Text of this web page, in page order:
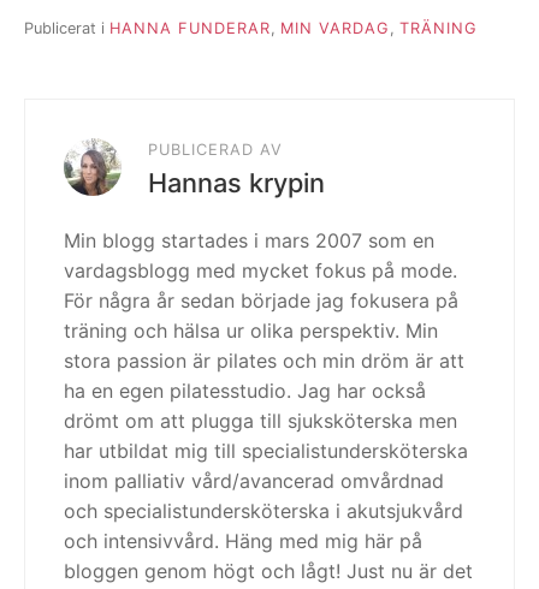
Publicerat i HANNA FUNDERAR, MIN VARDAG , TRÄNING
PUBLICERAD AV
Hannas krypin
Min blogg startades i mars 2007 som en
vardagsblogg med mycket fokus på mode.
För några år sedan började jag fokusera på
träning och hälsa ur olika perspektiv. Min
stora passion är pilates och min dröm är att
ha en egen pilatesstudio. Jag har också
drömt om att plugga till sjuksköterska men
har utbildat mig till specialistundersköterska
inom palliativ vård/avancerad omvårdnad
och specialistundersköterska i akutsjukvård
och intensivvård. Häng med mig här på
bloggen genom högt och lågt! Just nu är det